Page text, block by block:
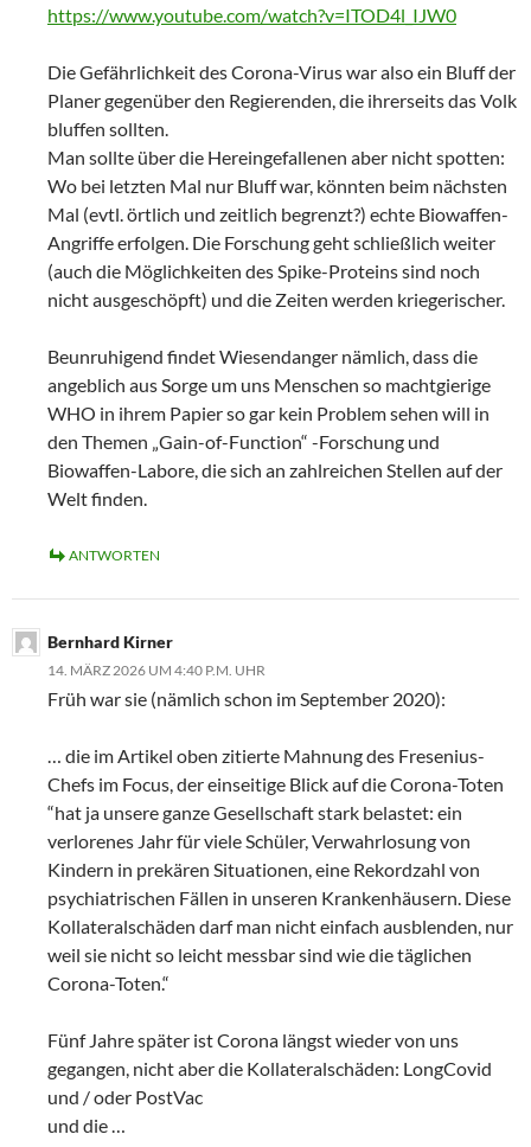
https://www.youtube.com/watch?v=ITOD4l_IJW0
Die Gefährlichkeit des Corona-Virus war also ein Bluff der
Planer gegenüber den Regierenden, die ihrerseits das Volk
bluffen sollten.
Man sollte über die Hereingefallenen aber nicht spotten:
Wo bei letzten Mal nur Bluff war, könnten beim nächsten
Mal (evtl. örtlich und zeitlich begrenzt?) echte Biowaffen-
Angriffe erfolgen. Die Forschung geht schließlich weiter
(auch die Möglichkeiten des Spike-Proteins sind noch
nicht ausgeschöpft) und die Zeiten werden kriegerischer.
Beunruhigend findet Wiesendanger nämlich, dass die
angeblich aus Sorge um uns Menschen so machtgierige
WHO in ihrem Papier so gar kein Problem sehen will in
den Themen „Gain-of-Function“ -Forschung und
Biowaffen-Labore, die sich an zahlreichen Stellen auf der
Welt finden.
ANTWORTEN
Bernhard Kirner
14. MÄRZ 2026 UM 4:40 P.M. UHR
Früh war sie (nämlich schon im September 2020):
… die im Artikel oben zitierte Mahnung des Fresenius-
Chefs im Focus, der einseitige Blick auf die Corona-Toten
“hat ja unsere ganze Gesellschaft stark belastet: ein
verlorenes Jahr für viele Schüler, Verwahrlosung von
Kindern in prekären Situationen, eine Rekordzahl von
psychiatrischen Fällen in unseren Krankenhäusern. Diese
Kollateralschäden darf man nicht einfach ausblenden, nur
weil sie nicht so leicht messbar sind wie die täglichen
Corona-Toten.“
Fünf Jahre später ist Corona längst wieder von uns
gegangen, nicht aber die Kollateralschäden: LongCovid
und / oder PostVac
und die …